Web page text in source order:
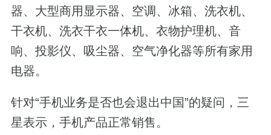
器、大型商用显示器、空调、冰箱、洗衣机、
干衣机、洗衣干衣一体机、衣物护理机、音
响、投影仪、吸尘器、空气净化器等所有家用
电器。
针对“手机业务是否也会退出中国”的疑问，三
星表示，手机产品正常销售。